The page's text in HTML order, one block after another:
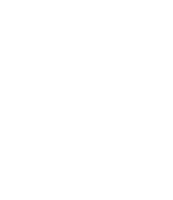
остастка.